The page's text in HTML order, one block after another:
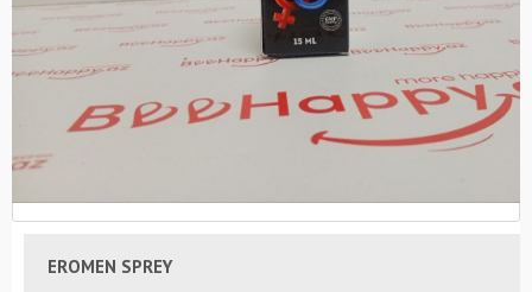
EROMEN SPREY